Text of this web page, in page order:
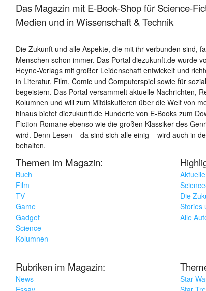
Das Magazin mit E-Book-Shop für Science-
Medien und in Wissenschaft & Technik
Die Zukunft und alle Aspekte, die mit ihr verbunden sind,
Menschen schon immer. Das Portal diezukunft.de wurde
Heyne-Verlags mit großer Leidenschaft entwickelt und
in Literatur, Film, Comic und Computerspiel sowie für
begeistern. Das Portal versammelt aktuelle Nachrichten,
Kolumnen und will zum Mitdiskutieren über die Welt von
hinaus bietet diezukunft.de Hunderte von E-Books zum
Fiction-Romane ebenso wie die großen Klassiker des
wird. Denn Lesen – da sind sich alle einig – wird auch in
behalten.
Themen im Magazin:
Buch
Film
TV
Game
Gadget
Science
Kolumnen
Die
Stories
Alle
Rubriken im Magazin:
News
Star